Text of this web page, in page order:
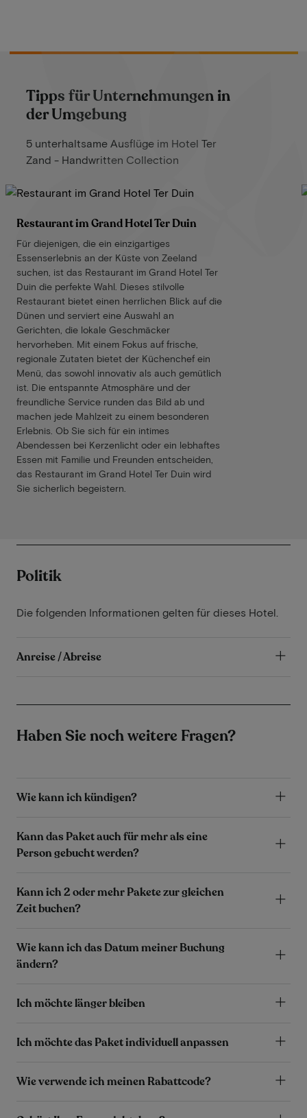
Tipps für Unternehmungen in
der Umgebung
5 unterhaltsame Ausflüge im Hotel Ter
Zand - Handwritten Collection
Restaurant im Grand Hotel Ter Duin
Für diejenigen, die ein einzigartiges
Essenserlebnis an der Küste von Zeeland
suchen, ist das Restaurant im Grand Hotel Ter
Duin die perfekte Wahl. Dieses stilvolle
Restaurant bietet einen herrlichen Blick auf die
Dünen und serviert eine Auswahl an
Gerichten, die lokale Geschmäcker
hervorheben. Mit einem Fokus auf frische,
regionale Zutaten bietet der Küchenchef ein
Menü, das sowohl innovativ als auch gemütlich
ist. Die entspannte Atmosphäre und der
freundliche Service runden das Bild ab und
machen jede Mahlzeit zu einem besonderen
Erlebnis. Ob Sie sich für ein intimes
Abendessen bei Kerzenlicht oder ein lebhaftes
Essen mit Familie und Freunden entscheiden,
das Restaurant im Grand Hotel Ter Duin wird
Sie sicherlich begeistern.
Politik
Die folgenden Informationen gelten für dieses Hotel.
Anreise / Abreise
Haben Sie noch weitere Fragen?
Wie kann ich kündigen?
Kann das Paket auch für mehr als eine
Person gebucht werden?
Kann ich 2 oder mehr Pakete zur gleichen
Zeit buchen?
Wie kann ich das Datum meiner Buchung
ändern?
Ich möchte länger bleiben
Ich möchte das Paket individuell anpassen
Wie verwende ich meinen Rabattcode?